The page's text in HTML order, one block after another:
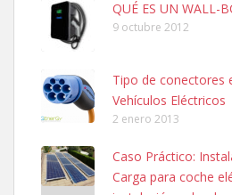
QUÉ ES UN WALL-
9 octubre 2012
Tipo de conectores
Vehículos Eléctricos
2 enero 2013
Caso Práctico:
Carga para coche